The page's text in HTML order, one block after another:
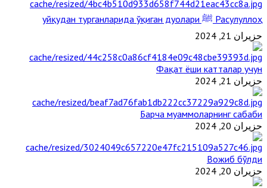
Расулуллоҳ ﷺ уйқудан турганларида ўқиган дуолари
حزيران 21, 2024
Фақат ёши катталар учун
حزيران 21, 2024
Барча муаммоларнинг сабаби
حزيران 20, 2024
Вожиб бўлди
حزيران 20, 2024